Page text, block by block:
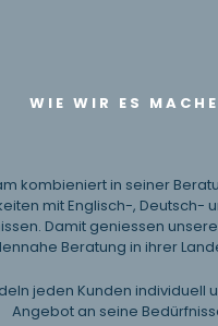
WIE WIR ES
kombieniert in seiner
mit Englisch-, Deutsch-
Damit geniessen
Beratung in ihrer
jeden Kunden individuell
Angebot an seine